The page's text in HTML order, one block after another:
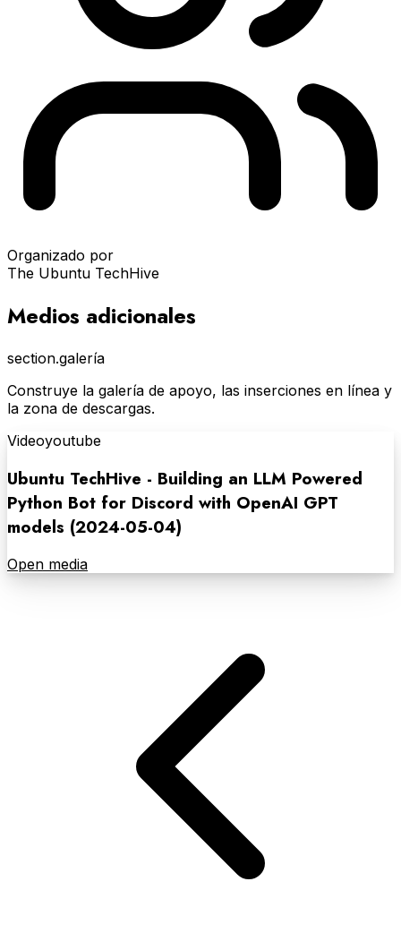
Organizado por
The Ubuntu TechHive
Medios adicionales
section.galería
Construye la galería de apoyo, las inserciones en línea y
la zona de descargas.
Videoyoutube
Ubuntu TechHive - Building an LLM Powered
Python Bot for Discord with OpenAI GPT
models (2024-05-04)
Open media